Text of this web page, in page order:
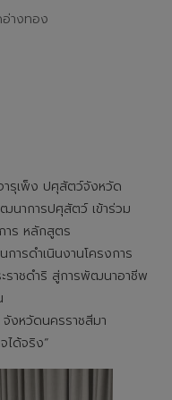
างทอง
รุเพ็ง ปศุสัตว์จังหวัด
นาการปศุสัตว์ เข้าร่วม
าร หลักสูตร
การดำเนินงานโครงการ
ราชดำริ สู่การพัฒนาอาชีพ
งหวัดนครราชสีมา
ได้จริง“